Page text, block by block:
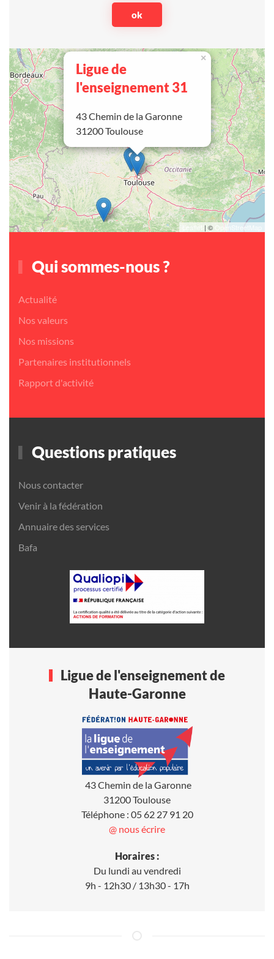
Ligue de
l'enseignement 31
43 Chemin de la Garonne
31200 Toulouse
×
Leaflet | © OpenStreetMap
Qui sommes-nous ?
Actualité
Nos valeurs
Nos missions
Partenaires institutionnels
Rapport d'activité
Questions pratiques
Nous contacter
Venir à la fédération
Annuaire des services
Bafa
Ligue de l'enseignement de
Haute-Garonne
43 Chemin de la Garonne
31200 Toulouse
Téléphone : 05 62 27 91 20
@ nous écrire
Horaires :
Du lundi au vendredi
9h - 12h30 / 13h30 - 17h